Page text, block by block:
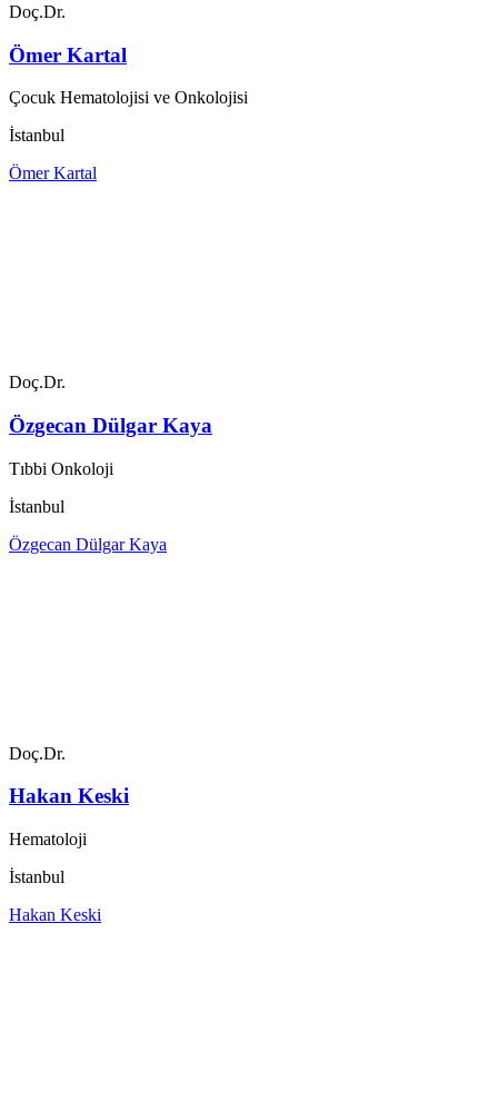
Doç.Dr.
Ömer Kartal
Çocuk Hematolojisi ve Onkolojisi
İstanbul
Ömer Kartal
Doç.Dr.
Özgecan Dülgar Kaya
Tıbbi Onkoloji
İstanbul
Özgecan Dülgar Kaya
Doç.Dr.
Hakan Keski
Hematoloji
İstanbul
Hakan Keski